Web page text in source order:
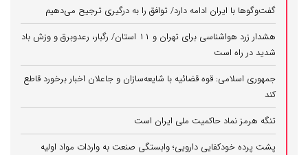
گفت‌وگوها با ایران ادامه دارد/ توافق را به درگیری ترجیح می‌دهیم
هشدار زرد هواشناسی برای تهران و ۱۱ استان/ رگبار، رعدوبرق و وزش باد
شدید در راه است
جمهوری اسلامی: قوه قضائیه با شایعه‌سازان و جاعلان اخبار برخورد قاطع
کند
تنگه هرمز نماد حاکمیت ملی ایران است
پشت پرده خودکفایی دارویی؛ وابستگی صنعت به واردات مواد اولیه